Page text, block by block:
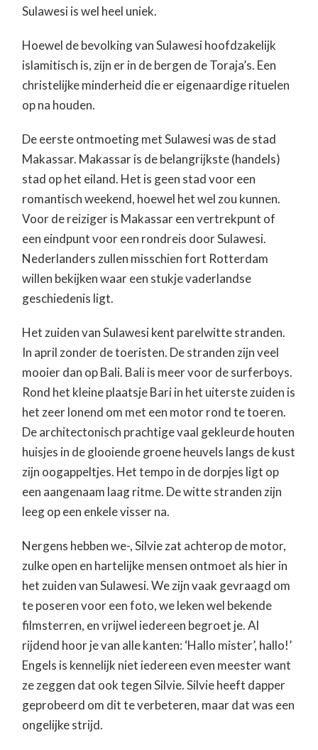
Sulawesi is wel heel uniek.
Hoewel de bevolking van Sulawesi hoofdzakelijk
islamitisch is, zijn er in de bergen de Toraja’s. Een
christelijke minderheid die er eigenaardige rituelen
op na houden.
De eerste ontmoeting met Sulawesi was de stad
Makassar. Makassar is de belangrijkste (handels)
stad op het eiland. Het is geen stad voor een
romantisch weekend, hoewel het wel zou kunnen.
Voor de reiziger is Makassar een vertrekpunt of
een eindpunt voor een rondreis door Sulawesi.
Nederlanders zullen misschien fort Rotterdam
willen bekijken waar een stukje vaderlandse
geschiedenis ligt.
Het zuiden van Sulawesi kent parelwitte stranden.
In april zonder de toeristen. De stranden zijn veel
mooier dan op Bali. Bali is meer voor de surferboys.
Rond het kleine plaatsje Bari in het uiterste zuiden is
het zeer lonend om met een motor rond te toeren.
De architectonisch prachtige vaal gekleurde houten
huisjes in de glooiende groene heuvels langs de kust
zijn oogappeltjes. Het tempo in de dorpjes ligt op
een aangenaam laag ritme. De witte stranden zijn
leeg op een enkele visser na.
Nergens hebben we-, Silvie zat achterop de motor,
zulke open en hartelijke mensen ontmoet als hier in
het zuiden van Sulawesi. We zijn vaak gevraagd om
te poseren voor een foto, we leken wel bekende
filmsterren, en vrijwel iedereen begroet je. Al
rijdend hoor je van alle kanten: ‘Hallo mister’, hallo!’
Engels is kennelijk niet iedereen even meester want
ze zeggen dat ook tegen Silvie. Silvie heeft dapper
geprobeerd om dit te verbeteren, maar dat was een
ongelijke strijd.